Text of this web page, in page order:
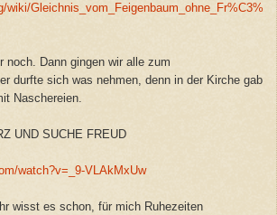
wiki/Gleichnis_vom_Feigenbaum_ohne_Fr%C3%
noch. Dann gingen wir alle zum
durfte sich was nehmen, denn in der Kirche gab
Naschereien.
UND SUCHE FREUD
watch?v=_9-VLAkMxUw
wisst es schon, für mich Ruhezeiten